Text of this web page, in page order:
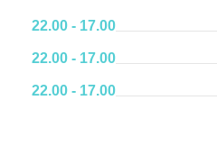
17.00 - 22.00
17.00 - 22.00
17.00 - 22.00